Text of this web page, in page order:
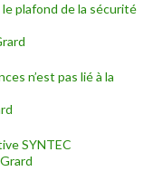
plafond de la sécurité
n’est pas lié à la
SYNTEC